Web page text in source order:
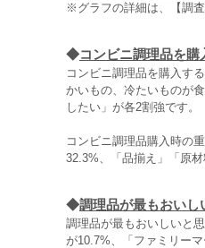
※グラフの詳細は、【調
◆コンビニ調理品を
コンビニ調理品を購入す
かいもの、冷たいものが
したい」が各2割強です。
コンビニ調理品購入時の
32.3%、「品揃え」「原
◆調理品が最もおいし
調理品が最もおいしいと
が10.7%、「ファミリー